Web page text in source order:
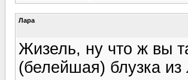
Лара
Жизель, ну что ж вы
(белейшая) блузка